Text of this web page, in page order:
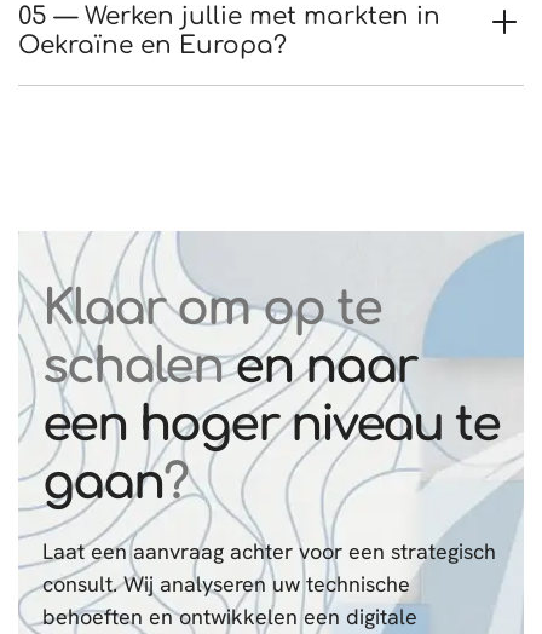
05 — Werken jullie met markten in
Oekraïne en Europa?
Klaar om op te
schalenen naar
een hoger niveau te
gaan?
Laat een aanvraag achter voor een strategisch
consult. Wij analyseren uw technische
behoeften en ontwikkelen een digitale